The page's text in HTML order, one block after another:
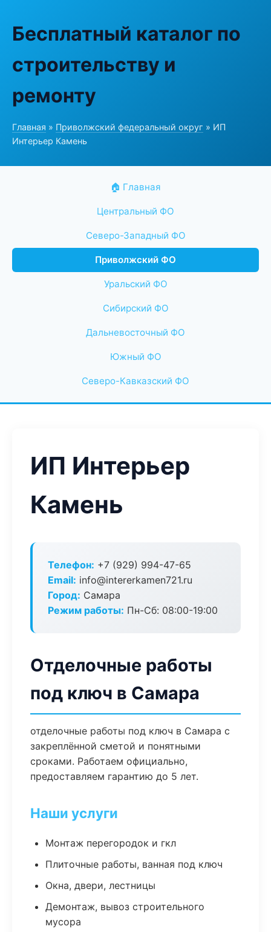
Бесплатный каталог по
строительству и
ремонту
Главная » Приволжский федеральный округ » ИП
Интерьер Камень
🏠 Главная
Центральный ФО
Северо-Западный ФО
Приволжский ФО
Уральский ФО
Сибирский ФО
Дальневосточный ФО
Южный ФО
Северо-Кавказский ФО
ИП Интерьер
Камень
Телефон: +7 (929) 994-47-65
Email: info@intererkamen721.ru
Город: Самара
Режим работы: Пн-Сб: 08:00-19:00
Отделочные работы
под ключ в Самара
отделочные работы под ключ в Самара с
закреплённой сметой и понятными
сроками. Работаем официально,
предоставляем гарантию до 5 лет.
Наши услуги
Монтаж перегородок и гкл
Плиточные работы, ванная под ключ
Окна, двери, лестницы
Демонтаж, вывоз строительного
мусора